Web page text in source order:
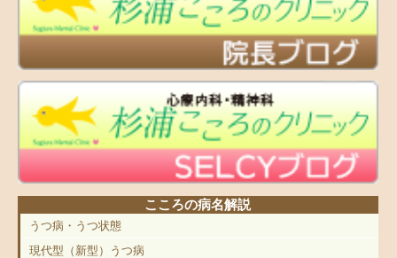
こころの病名解説
うつ病・うつ状態
現代型（新型）うつ病